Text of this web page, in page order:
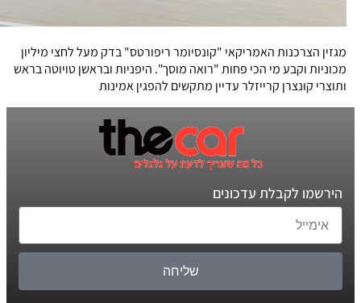
מגזין הצרכנות האמריקאי "קונסיומר ריפורטס" בדק מעל לחצי מיליון
מכוניות וקבע מי הכי פחות "רואה מוסך". היפניות ובראשן טויוטה בראש
ותוצרי קונצרן קרייזלר עדיין מתקשים להפגין אמינות
הירשמו לקבלת עדכונים
שליחה